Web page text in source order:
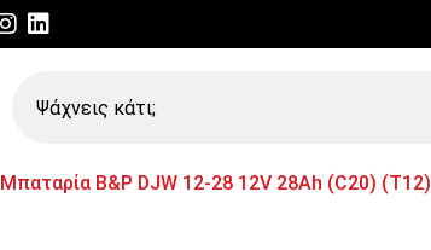
κάτι;
Μπαταρία B&P DJW 12-28 12V 28Ah (C20) (T12)